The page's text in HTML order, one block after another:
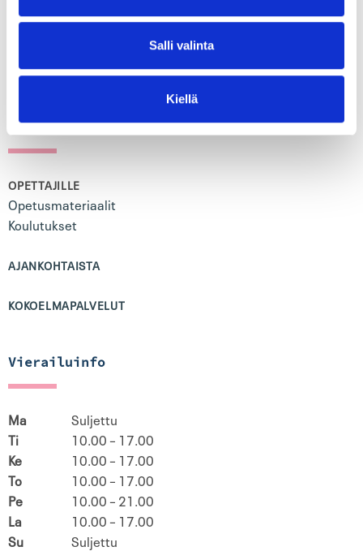
Salli valinta
Kiellä
SAAVUTETTAVUUSSELOSTE
TIETOSUOJASELOSTE
Katso myös
OPETTAJILLE
Opetusmateriaalit
Koulutukset
AJANKOHTAISTA
KOKOELMAPALVELUT
Vierailuinfo
Ma
Suljettu
Ti
10.00 – 17.00
Ke
10.00 – 17.00
To
10.00 – 17.00
Pe
10.00 – 21.00
La
10.00 – 17.00
Su
Suljettu